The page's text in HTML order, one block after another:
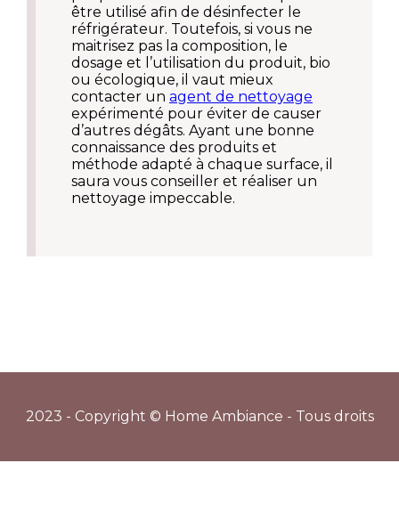
être utilisé afin de désinfecter le
réfrigérateur. Toutefois, si vous ne
maitrisez pas la composition, le
dosage et l’utilisation du produit, bio
ou écologique, il vaut mieux
contacter un agent de nettoyage
expérimenté pour éviter de causer
d’autres dégâts. Ayant une bonne
connaissance des produits et
méthode adapté à chaque surface, il
saura vous conseiller et réaliser un
nettoyage impeccable.
2023 - Copyright © Home Ambiance - Tous droits